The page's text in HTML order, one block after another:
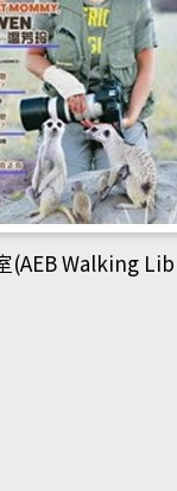
網管人(kono平台)